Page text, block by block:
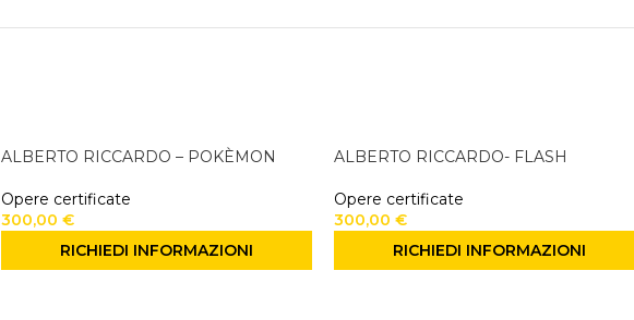
ALBERTO RICCARDO – POKÈMON
Opere certificate
300,00 €
RICHIEDI INFORMAZIONI
ALBERTO RICCARDO- FLASH
Opere certificate
300,00 €
RICHIEDI INFORMAZIONI